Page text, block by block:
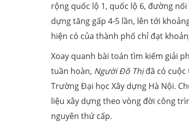
rộng quốc lộ 1, quốc lộ 6, đường
dựng tăng gấp 4-5 lần, lên tới
hiện có của thành phố chỉ đạt
Xoay quanh bài toán tìm kiếm giải
tuần hoàn, Người Đô Thịđã có cuộc
Trường Đại học Xây dựng Hà Nội.
liệu xây dựng theo vòng đời công
nguyên thứ cấp.